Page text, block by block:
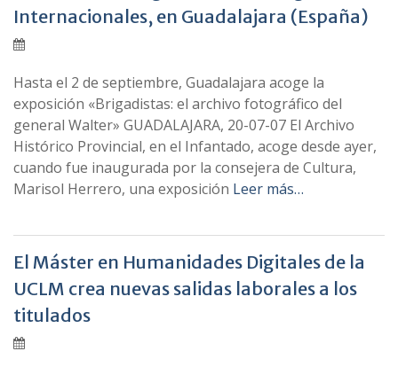
Internacionales, en Guadalajara (España)
Hasta el 2 de septiembre, Guadalajara acoge la
exposición «Brigadistas: el archivo fotográfico del
general Walter» GUADALAJARA, 20-07-07 El Archivo
Histórico Provincial, en el Infantado, acoge desde ayer,
cuando fue inaugurada por la consejera de Cultura,
Marisol Herrero, una exposición Leer más…
El Máster en Humanidades Digitales de la
UCLM crea nuevas salidas laborales a los
titulados